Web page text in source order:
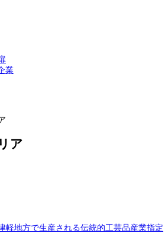
業
ア
軽地方で生産される伝統的工芸品産業指定